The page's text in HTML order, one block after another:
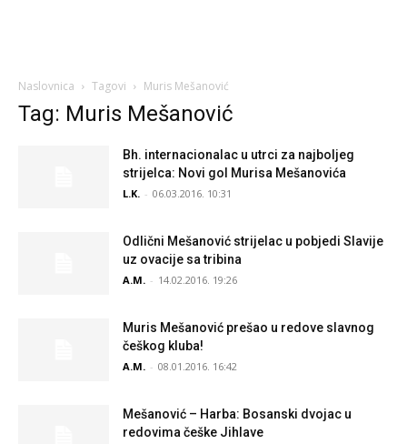
Naslovnica Tagovi Muris Mešanović
Tag: Muris Mešanović
Bh. internacionalac u utrci za najboljeg
strijelca: Novi gol Murisa Mešanovića
L.K. - 06.03.2016. 10:31
Odlični Mešanović strijelac u pobjedi Slavije
uz ovacije sa tribina
A.M. - 14.02.2016. 19:26
Muris Mešanović prešao u redove slavnog
češkog kluba!
A.M. - 08.01.2016. 16:42
Mešanović – Harba: Bosanski dvojac u
redovima češke Jihlave